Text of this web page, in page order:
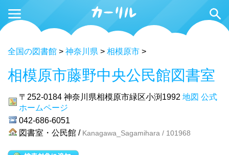
全国の図書館 > 神奈川県 > 相模原市 >
相模原市藤野中央公民館図書室
〒252-0184 神奈川県相模原市緑区小渕1992 地図 公式
ホームページ
042-686-6051
図書室・公民館 / Kanagawa_Sagamihara / 101968